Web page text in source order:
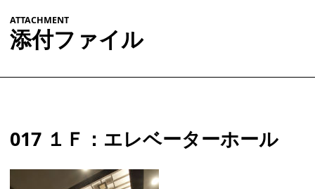
ATTACHMENT
添付ファイル
017 １Ｆ：エレベーターホール